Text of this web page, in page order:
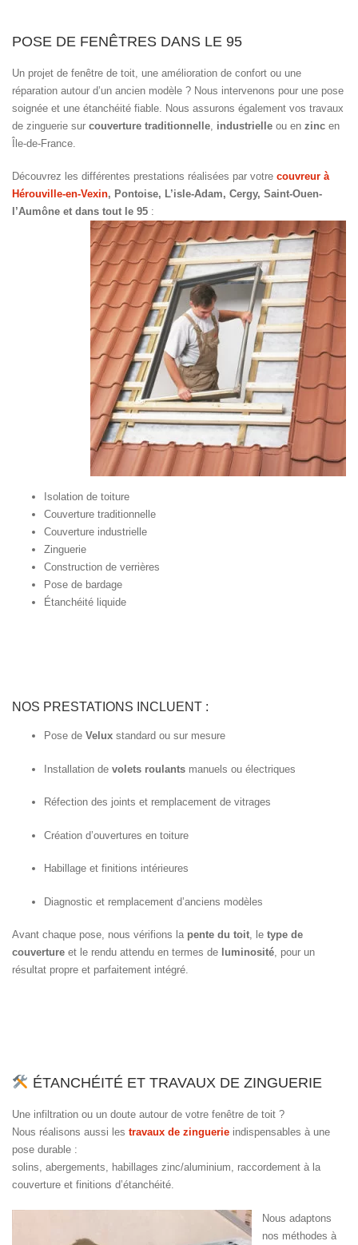
POSE DE FENÊTRES DANS LE 95
Un projet de fenêtre de toit, une amélioration de confort ou une
réparation autour d’un ancien modèle ? Nous intervenons pour une pose
soignée et une étanchéité fiable. Nous assurons également vos travaux
de zinguerie sur couverture traditionnelle industrielle ou en zinc en
Île-de-France.
Découvrez les différentes prestations réalisées par votre couvreur à
Hérouville-en-Vexin, Pontoise, L’isle-Adam, Cergy, Saint-Ouen-
l’Aumône et dans tout le 95 :
Isolation de toiture
Couverture traditionnelle
Couverture industrielle
Zinguerie
Construction de verrières
Pose de bardage
Étanchéité liquide
NOS PRESTATIONS INCLUENT :
Pose de Velux standard ou sur mesure
Installation de volets roulants manuels ou électriques
Réfection des joints et remplacement de vitrages
Création d’ouvertures en toiture
Habillage et finitions intérieures
Diagnostic et remplacement d’anciens modèles
Avant chaque pose, nous vérifions la pente du toit, le type de
couverture et le rendu attendu en termes de luminosité, pour un
résultat propre et parfaitement intégré.
ÉTANCHÉITÉ ET TRAVAUX DE ZINGUERIE
Une infiltration ou un doute autour de votre fenêtre de toit ?
Nous réalisons aussi les travaux de zinguerie indispensables à une
pose durable :
solins, abergements, habillages zinc/aluminium, raccordement à la
couverture et finitions d’étanchéité.
Nous adaptons
nos méthodes à